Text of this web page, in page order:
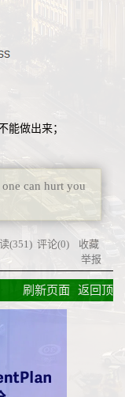
能做出来；
can hurt you
(351) 评论(0) 收藏
举报
刷新页面 返回顶部